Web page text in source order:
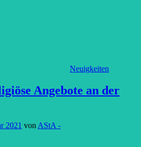
Neuigkeiten
Angebote an der
2021 vonAStA -